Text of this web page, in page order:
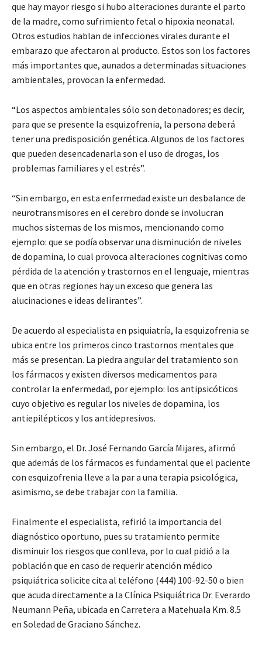
que hay mayor riesgo si hubo alteraciones durante el parto
de la madre, como sufrimiento fetal o hipoxia neonatal.
Otros estudios hablan de infecciones virales durante el
embarazo que afectaron al producto. Estos son los factores
más importantes que, aunados a determinadas situaciones
ambientales, provocan la enfermedad.
“Los aspectos ambientales sólo son detonadores; es decir,
para que se presente la esquizofrenia, la persona deberá
tener una predisposición genética. Algunos de los factores
que pueden desencadenarla son el uso de drogas, los
problemas familiares y el estrés”.
“Sin embargo, en esta enfermedad existe un desbalance de
neurotransmisores en el cerebro donde se involucran
muchos sistemas de los mismos, mencionando como
ejemplo: que se podía observar una disminución de niveles
de dopamina, lo cual provoca alteraciones cognitivas como
pérdida de la atención y trastornos en el lenguaje, mientras
que en otras regiones hay un exceso que genera las
alucinaciones e ideas delirantes”.
De acuerdo al especialista en psiquiatría, la esquizofrenia se
ubica entre los primeros cinco trastornos mentales que
más se presentan. La piedra angular del tratamiento son
los fármacos y existen diversos medicamentos para
controlar la enfermedad, por ejemplo: los antipsicóticos
cuyo objetivo es regular los niveles de dopamina, los
antiepilépticos y los antidepresivos.
Sin embargo, el Dr. José Fernando García Mijares, afirmó
que además de los fármacos es fundamental que el paciente
con esquizofrenia lleve a la par a una terapia psicológica,
asimismo, se debe trabajar con la familia.
Finalmente el especialista, refirió la importancia del
diagnóstico oportuno, pues su tratamiento permite
disminuir los riesgos que conlleva, por lo cual pidió a la
población que en caso de requerir atención médico
psiquiátrica solicite cita al teléfono (444) 100-92-50 o bien
que acuda directamente a la Clínica Psiquiátrica Dr. Everardo
Neumann Peña, ubicada en Carretera a Matehuala Km. 8.5
en Soledad de Graciano Sánchez.